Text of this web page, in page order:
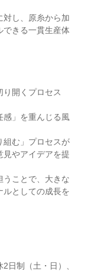
対し、原糸から加
できる一貫生産体
り開くプロセス
感」を重んじる風
組む」プロセスが
見やアイデアを提
うことで、大きな
ルとしての成長を
日制（土・日）、